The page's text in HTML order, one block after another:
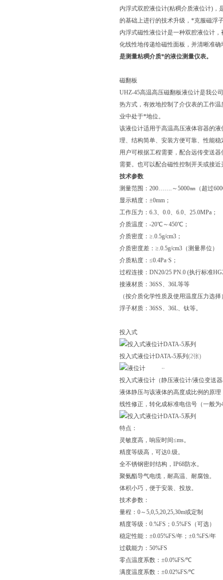
内浮式双腔液位计(粘稠介质液位计)，
的基础上进行的技术升级，*克服磁浮
内浮式磁性液位计是一种双腔液位计
化线性地传递给磁性面板，并清晰准
是测量粘稠介质*的液位测量仪表。
磁翻板
UHZ-45高温高压磁翻板液位计是我公
热方式，有效地控制了介仪表的工作
业中处于*地位。
该液位计适用于高温高压液体容器的
理、结构简单、安装方便可靠、性能
用户可根据工程需要，配合远传变送
需要。也可以配合磁性控制开关或接
技术参数
测量范围：200…….～5000㎜（超过
显示精度：±0mm；
工作压力：6.3、0.0、6.0、25.0MPa；
介质温度：-20℃～450℃；
介质密度：≥.0.5g/cm3；
介质密度差：≥.0.5g/cm3（测量界位）
介质粘度：≤0.4Pa·S；
过程连接：DN20/25 PN.0 (执行标准
接液材质：36SS、36L等等
（按介质化学性质及使用温度压力选择
浮子材质：36SS、36L、钛等。
投入式
投入式液位计DATA-5系列 (2张)
投入式液位计（静压液位计/液位变送
液体静压与该液体的高度成比例的原
线性修正，转化成标准电信号（一般为
特点：
灵敏度高，响应时间≤ms。
精度等级高，可达0.级。
全不锈钢密封结构，IP68防水。
聚氨酯导气电缆，耐高温、耐腐蚀。
体积小巧，便于安装、投放。
技术参数：
量程：0～5,0,5,20,25,30m或定制
精度等级：0.%FS；0.5%FS（可选）
稳定性能：±0.05%FS/年；±0.%FS/年
过载能力：50%FS
零点温度系数：±0.0%FS/℃
满度温度系数：±0.02%FS/℃